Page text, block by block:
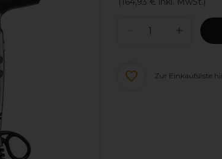
Zur Einkaufsliste